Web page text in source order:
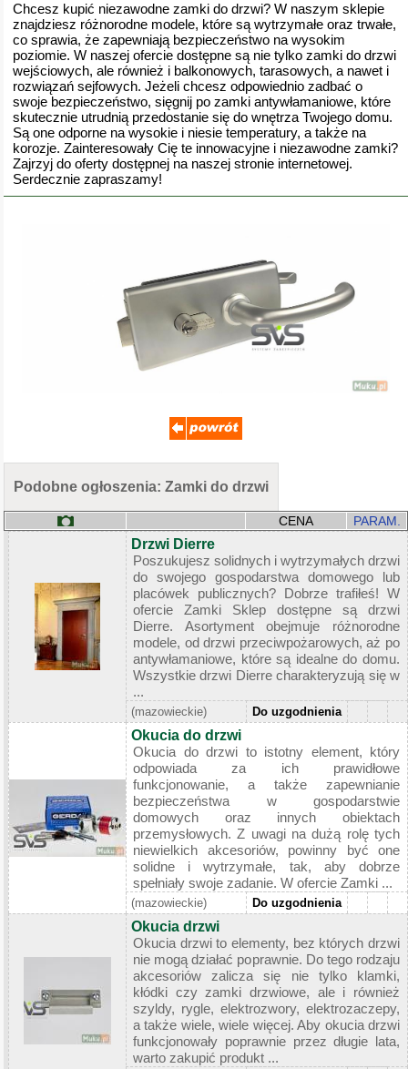
Chcesz kupić niezawodne zamki do drzwi? W naszym sklepie
znajdziesz różnorodne modele, które są wytrzymałe oraz trwałe,
co sprawia, że zapewniają bezpieczeństwo na wysokim
poziomie. W naszej ofercie dostępne są nie tylko zamki do drzwi
wejściowych, ale również i balkonowych, tarasowych, a nawet i
rozwiązań sejfowych. Jeżeli chcesz odpowiednio zadbać o
swoje bezpieczeństwo, sięgnij po zamki antywłamaniowe, które
skutecznie utrudnią przedostanie się do wnętrza Twojego domu.
Są one odporne na wysokie i niesie temperatury, a także na
korozje. Zainteresowały Cię te innowacyjne i niezawodne zamki?
Zajrzyj do oferty dostępnej na naszej stronie internetowej.
Serdecznie zapraszamy!
Podobne ogłoszenia: Zamki do drzwi
CENA PARAM.
Drzwi Dierre
Poszukujesz solidnych i wytrzymałych drzwi
do swojego gospodarstwa domowego lub
placówek publicznych? Dobrze trafiłeś! W
ofercie Zamki Sklep dostępne są drzwi
Dierre. Asortyment obejmuje różnorodne
modele, od drzwi przeciwpożarowych, aż po
antywłamaniowe, które są idealne do domu.
Wszystkie drzwi Dierre charakteryzują się w
...
(mazowieckie) Do uzgodnienia
Okucia do drzwi
Okucia do drzwi to istotny element, który
odpowiada za ich prawidłowe
funkcjonowanie, a także zapewnianie
bezpieczeństwa w gospodarstwie
domowych oraz innych obiektach
przemysłowych. Z uwagi na dużą rolę tych
niewielkich akcesoriów, powinny być one
solidne i wytrzymałe, tak, aby dobrze
spełniały swoje zadanie. W ofercie Zamki ...
(mazowieckie) Do uzgodnienia
Okucia drzwi
Okucia drzwi to elementy, bez których drzwi
nie mogą działać poprawnie. Do tego rodzaju
akcesoriów zalicza się nie tylko klamki,
kłódki czy zamki drzwiowe, ale i również
szyldy, rygle, elektrozwory, elektrozaczepy,
a także wiele, wiele więcej. Aby okucia drzwi
funkcjonowały poprawnie przez długie lata,
warto zakupić produkt ...